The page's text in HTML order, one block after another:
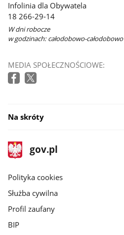
Infolinia dla Obywatela
18 266-29-14
W dni robocze
w godzinach: całodobowo-całodobowo
MEDIA SPOŁECZNOŚCIOWE:
Na skróty
stopka
gov.pl
Strona
gov.pl
gov.pl
Polityka cookies
Służba cywilna
Profil zaufany
BIP